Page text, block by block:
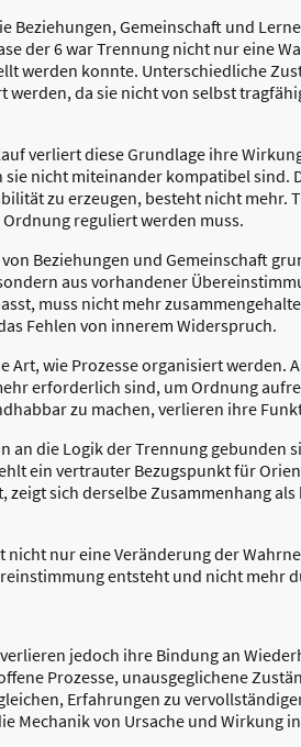
Beziehungen, Gemeinschaft und
der 6 war Trennung nicht nur eine
werden konnte. Unterschiedliche
da sie nicht von selbst
verliert diese Grundlage ihre
nicht miteinander kompatibel sind.
zu erzeugen, besteht nicht
reguliert werden muss.
Beziehungen und Gemeinschaft
aus vorhandener
muss nicht mehr
Fehlen von innerem Widerspruch.
Art, wie Prozesse organisiert
erforderlich sind, um Ordnung
zu machen, verlieren ihre
an die Logik der Trennung gebunden
ein vertrauter Bezugspunkt für
sich derselbe Zusammenhang
nicht nur eine Veränderung der
entsteht und nicht mehr
jedoch ihre Bindung an
Prozesse, unausgeglichene
Erfahrungen zu
Mechanik von Ursache und